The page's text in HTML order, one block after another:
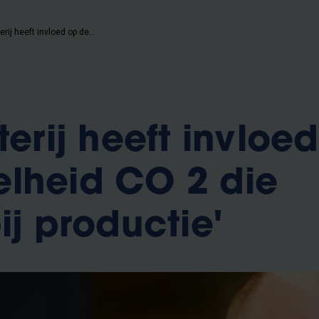
heeft
CO 2 die
productie'